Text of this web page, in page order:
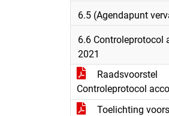
6.5 (Agendapunt
6.6 Controleprotocol
2021
Raadsvoorstel
Controleprotocol
Toelichting